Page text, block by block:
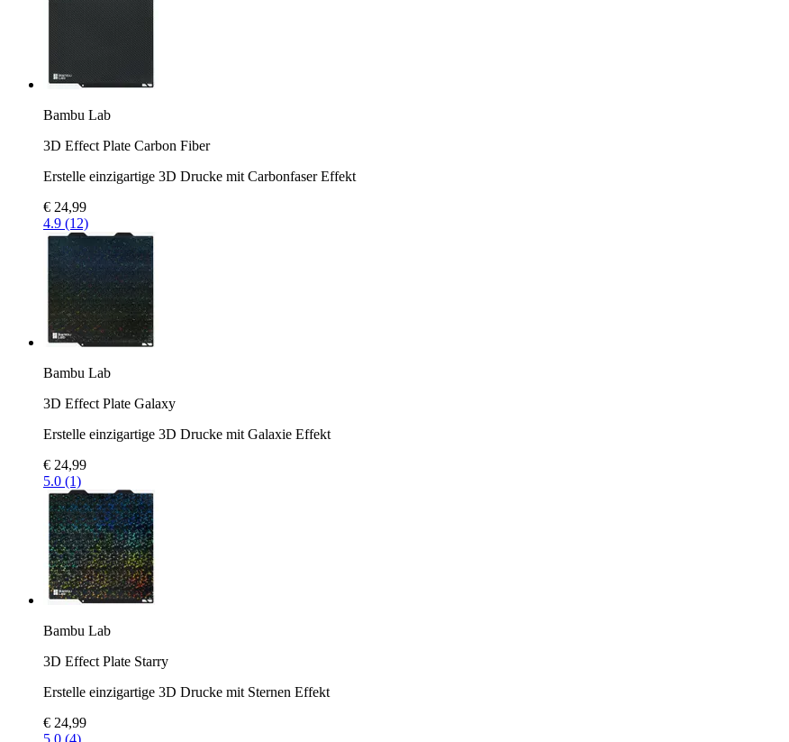
Bambu Lab
3D Effect Plate Carbon Fiber
Erstelle einzigartige 3D Drucke mit Carbonfaser Effekt
€ 24,99
4.9 (12)
Bambu Lab
3D Effect Plate Galaxy
Erstelle einzigartige 3D Drucke mit Galaxie Effekt
€ 24,99
5.0 (1)
Bambu Lab
3D Effect Plate Starry
Erstelle einzigartige 3D Drucke mit Sternen Effekt
€ 24,99
5.0 (4)